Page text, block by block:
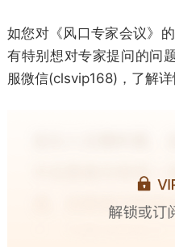
如您对《风口专家会议》
有特别想对专家提问的问
服微信(clsvip168)，了解详